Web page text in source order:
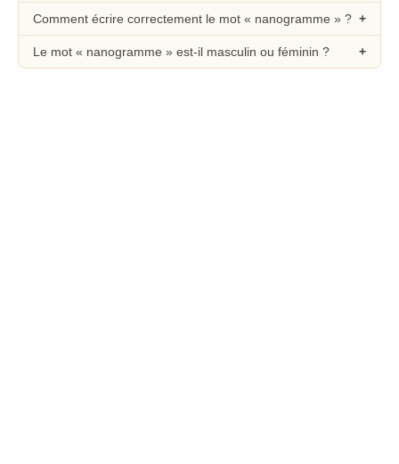
Comment écrire correctement le mot « nanogramme » ?
Le mot « nanogramme » est-il masculin ou féminin ?